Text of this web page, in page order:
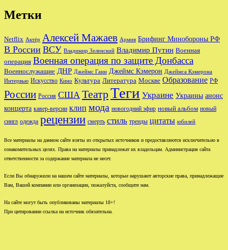
Метки
Netflix Актёр Алексей Мажаев Армия Брифинг Минобороны РФ
В России ВСУ Владимир Зеленский Владимир Путин Военная
операция Военная операция по защите Донбасса
Военнослужащие ДНР Джеймс Ганн Джеймс Кэмерон Джеймса Кэмерона
Интервью Искусство Кино Культура Литература Москве Образование РФ
России Россия США ТеатрТеги Украине Украины анонс
концерта кавер-версии клип мода новогодний эфир новый альбом новый
сингл одежда рецензии смерть стиль тренды цитаты юбилей
Все материалы на данном сайте взяты из открытых источников и предоставляются исключительно в
ознакомительных целях. Права на материалы принадлежат их владельцам. Администрация сайта
ответственности за содержание материала не несет.
Если Вы обнаружили на нашем сайте материалы, которые нарушают авторские права, принадлежащие
Вам, Вашей компании или организации, пожалуйста, сообщите нам.
На сайте могут быть опубликованы материалы 18+!
При цитировании ссылка на источник обязательна.